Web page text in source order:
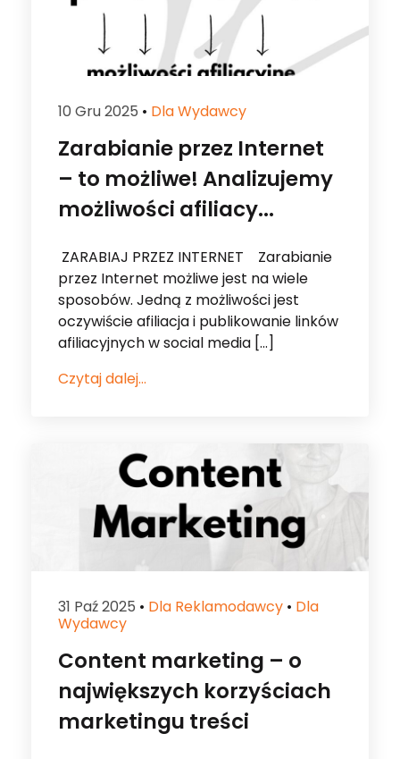
10 Gru 2025 • Dla Wydawcy
Zarabianie przez Internet
możliwości afiliacy...
ZARABIAJ PRZEZ INTERNET Zarabianie
przez Internet możliwe jest na wiele
sposobów. Jedną z możliwości jest
afiliacyjnych w social media […]
Czytaj dalej...
31 Paź 2025•Dla Reklamodawcy•Dla
Wydawcy
Content marketing – o
największych korzyściach
marketingu treści
Reklamuj się na stronach wydawców
afiliacyjnych MARKETING ONLINE W
ZAMIAN ZA PROWIZJĘ Content